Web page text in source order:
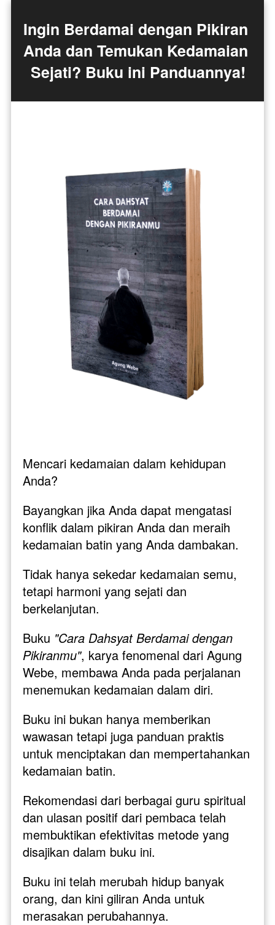
Ingin Berdamai dengan Pikiran
Anda dan Temukan Kedamaian
Sejati? Buku ini Panduannya!
Mencari kedamaian dalam kehidupan
Anda?
Bayangkan jika Anda dapat mengatasi
konflik dalam pikiran Anda dan meraih
kedamaian batin yang Anda dambakan.
Tidak hanya sekedar kedamaian semu,
tetapi harmoni yang sejati dan
berkelanjutan.
Buku "Cara Dahsyat Berdamai dengan
Pikiranmu", karya fenomenal dari Agung
Webe, membawa Anda pada perjalanan
menemukan kedamaian dalam diri.
Buku ini bukan hanya memberikan
wawasan tetapi juga panduan praktis
untuk menciptakan dan mempertahankan
kedamaian batin.
Rekomendasi dari berbagai guru spiritual
dan ulasan positif dari pembaca telah
membuktikan efektivitas metode yang
disajikan dalam buku ini.
Buku ini telah merubah hidup banyak
orang, dan kini giliran Anda untuk
merasakan perubahannya.